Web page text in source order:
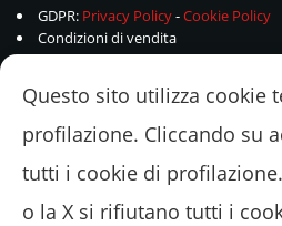
GDPR: Privacy Policy-Cookie Policy
Condizioni di vendita
Questo sito utilizza cookie
profilazione. Cliccando su
tutti i cookie di
o la X si rifiutano tutti i